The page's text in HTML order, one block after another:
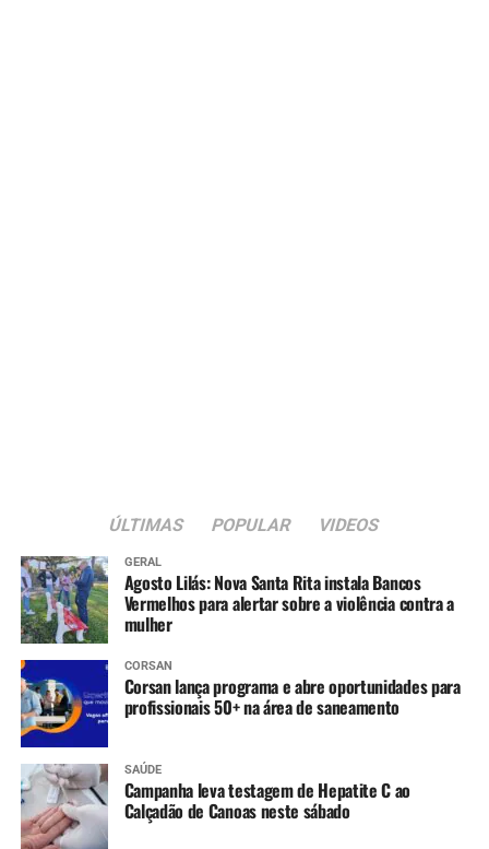
ÚLTIMAS POPULAR VIDEOS
GERAL
Agosto Lilás: Nova Santa Rita instala Bancos
Vermelhos para alertar sobre a violência contra a
mulher
CORSAN
Corsan lança programa e abre oportunidades para
profissionais 50+ na área de saneamento
SAÚDE
Campanha leva testagem de Hepatite C ao
Calçadão de Canoas neste sábado